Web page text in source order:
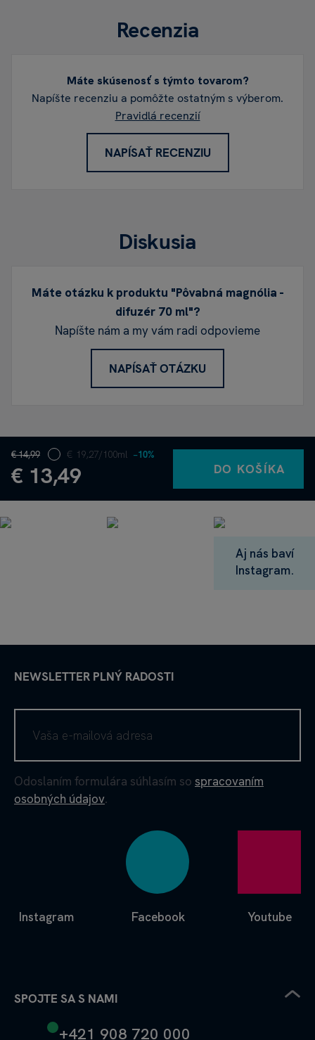
Recenzia
Máte skúsenosť s týmto tovarom?
Napíšte recenziu a pomôžte ostatným s výberom.
Pravidlá recenzií
NAPÍSAŤ RECENZIU
Diskusia
Máte otázku k produktu "Pôvabná magnólia -
difuzér 70 ml"?
Napíšte nám a my vám radi odpovieme
NAPÍSAŤ OTÁZKU
€ 14,99
€ 13,49
€ 19,27/100ml −10%
DO KOŠÍKA
Aj nás baví
Instagram.
NEWSLETTER PLNÝ RADOSTI
Odoslaním formulára súhlasím so spracovaním
osobných údajov.
Facebook
Instagram Youtube
SPOJTE SA S NAMI
+421 908 720 000